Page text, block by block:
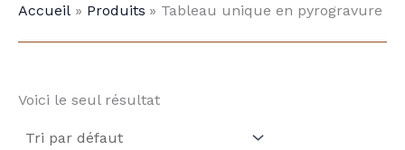
Accueil Produits Tableau unique en pyrogravure
Voici le seul résultat